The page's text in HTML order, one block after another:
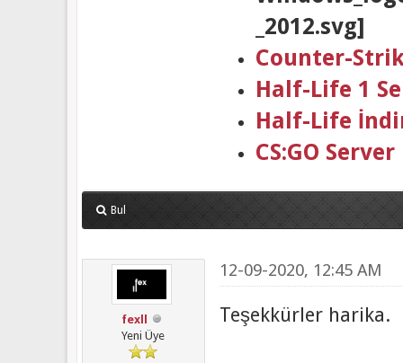
Counter-
Half-Life 1
Half-Life
CS:GO
Bul
fexll
Yeni Üye
12-09-2020, 12:45 AM
Teşekkürler harika.